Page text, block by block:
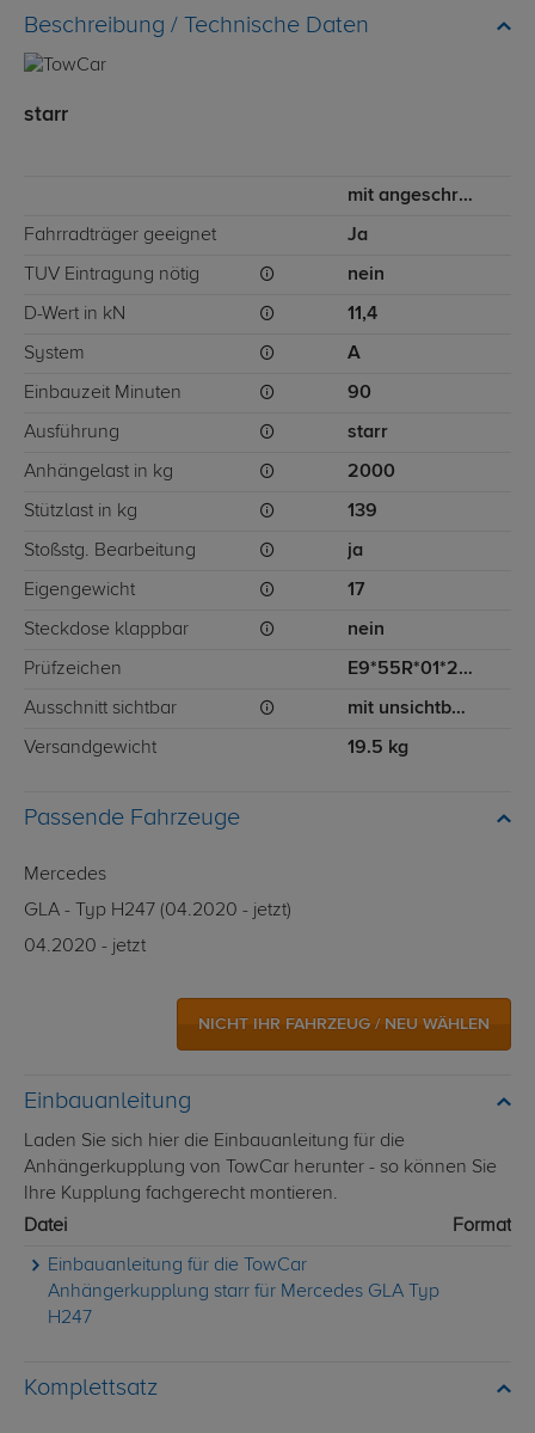
Technische Daten
starr
mit angeschraubtem Kugelkopf
Fahrradträger geeignet Ja
TÜV Eintragung nötig nein
D-Wert in kN 11,4
System A
Einbauzeit Minuten 90
Ausführung starr
Anhängelast in kg 2000
Stützlast in kg 139
Stoßstg. Bearbeitung ja
Eigengewicht 17
Steckdose klappbar nein
Prüfzeichen E9*55R*01*2597
Ausschnitt sichtbar mit unsichtbarem Ausschnitt für Stoßstange
Versandgewicht 19.5 kg
Passende Fahrzeuge
Mercedes
GLA - Typ H247 (04.2020 - jetzt)
04.2020 - jetzt
NICHT IHR FAHRZEUG / NEU WÄHLEN
Einbauanleitung
Laden Sie sich hier die Einbauanleitung für die
Anhängerkupplung von TowCar herunter - so können Sie
Ihre Kupplung fachgerecht montieren.
Datei
Format
Einbauanleitung für die TowCar
Anhängerkupplung starr für Mercedes GLA Typ
H247
Komplettsatz